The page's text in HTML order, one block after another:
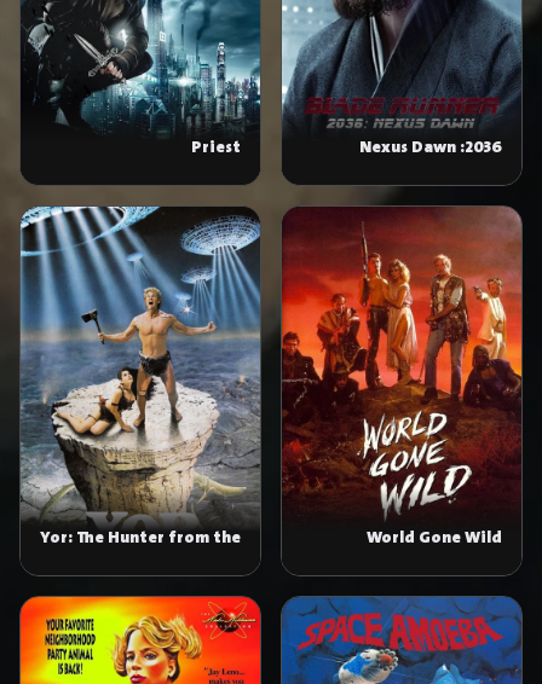
2036: Nexus Dawn
Priest
World Gone Wild
Yor: The Hunter from the